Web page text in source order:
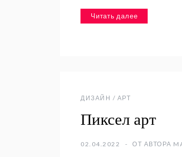
Читать далее
ДИЗАЙН / АРТ
Пиксел арт
02.04.2022 ОТ АВТОРА